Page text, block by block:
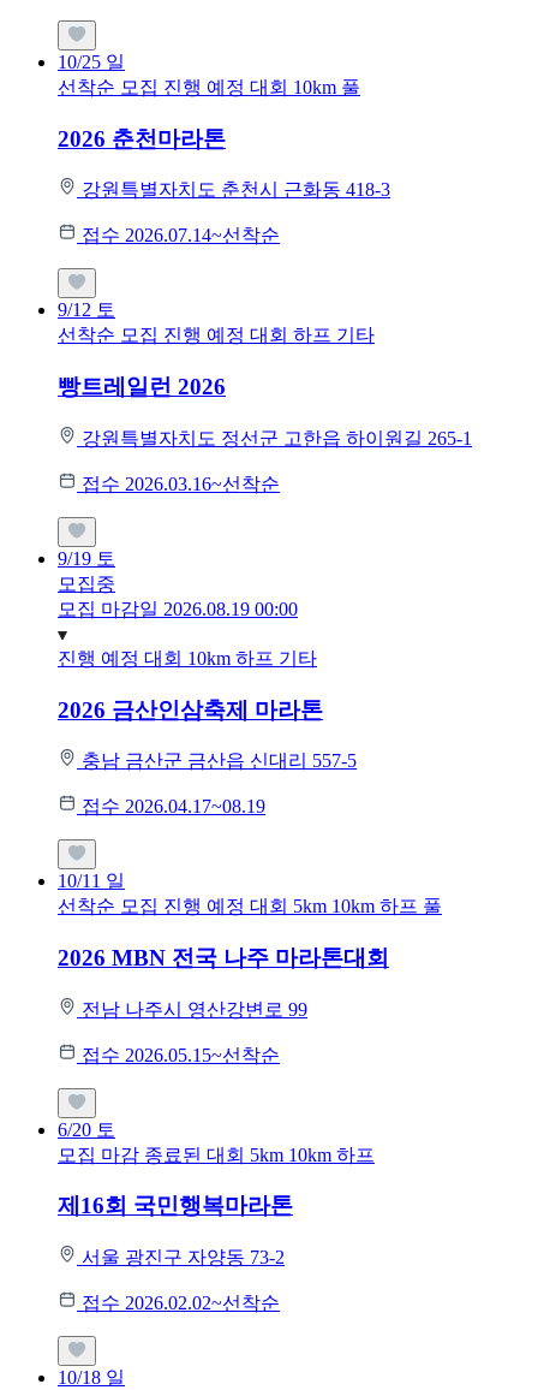
10/25 일
선착순 모집 진행 예정 대회 10km 풀
2026 춘천마라톤
강원특별자치도 춘천시 근화동 418-3
접수 2026.07.14~선착순
9/12 토
선착순 모집 진행 예정 대회 하프 기타
빵트레일런 2026
강원특별자치도 정선군 고한읍 하이원길 265-1
접수 2026.03.16~선착순
9/19 토
모집중
모집 마감일 2026.08.19 00:00
진행 예정 대회 10km 하프 기타
2026 금산인삼축제 마라톤
충남 금산군 금산읍 신대리 557-5
접수 2026.04.17~08.19
10/11 일
선착순 모집 진행 예정 대회 5km 10km 하프 풀
2026 MBN 전국 나주 마라톤대회
전남 나주시 영산강변로 99
접수 2026.05.15~선착순
6/20 토
모집 마감 종료된 대회 5km 10km 하프
제16회 국민행복마라톤
서울 광진구 자양동 73-2
접수 2026.02.02~선착순
10/18 일